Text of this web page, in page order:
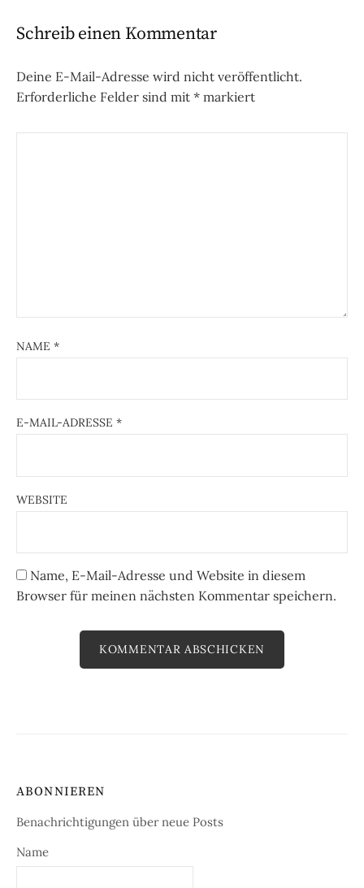
Schreib einen Kommentar
Deine E-Mail-Adresse wird nicht veröffentlicht.
Erforderliche Felder sind mit * markiert
NAME *
E-MAIL-ADRESSE *
WEBSITE
Name, E-Mail-Adresse und Website in diesem
Browser für meinen nächsten Kommentar speichern.
ABONNIEREN
Benachrichtigungen über neue Posts
Name